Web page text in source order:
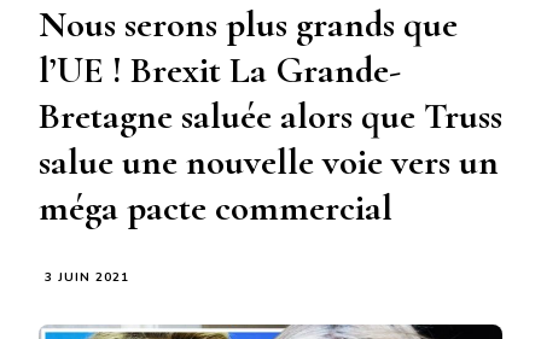
Nous serons plus grands que
l’UE ! Brexit La Grande-
Bretagne saluée alors que Truss
salue une nouvelle voie vers un
méga pacte commercial
3 JUIN 2021